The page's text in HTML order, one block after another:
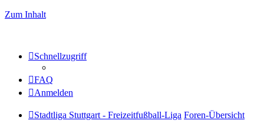
Zum Inhalt
Schnellzugriff
FAQ
Anmelden
Stadtliga Stuttgart - Freizeitfußball-Liga Foren-Übersicht